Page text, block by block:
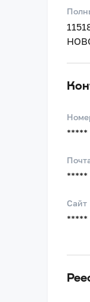
*****
*****
Сайт
*****